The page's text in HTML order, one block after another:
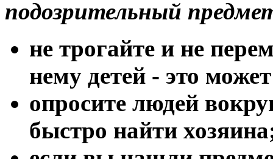
подозрительный
не трогайте и не
нему детей - это
опросите людей
быстро найти